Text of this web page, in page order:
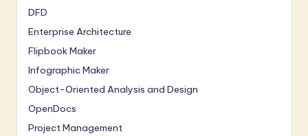
DFD
Enterprise Architecture
Flipbook Maker
Infographic Maker
Object-Oriented Analysis and Design
OpenDocs
Project Management